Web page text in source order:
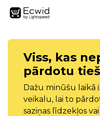
Viss, kas
pārdotu
Dažu minūšu laikā
veikalu, lai to
saziņas līdzekļos